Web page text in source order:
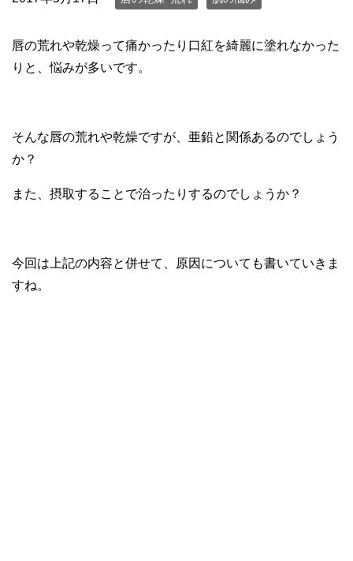
唇の荒れや乾燥って痛かったり口紅を綺麗に塗れなかった
りと、悩みが多いです。
そんな唇の荒れや乾燥ですが、亜鉛と関係あるのでしょう
か？
また、摂取することで治ったりするのでしょうか？
今回は上記の内容と併せて、原因についても書いていきま
すね。